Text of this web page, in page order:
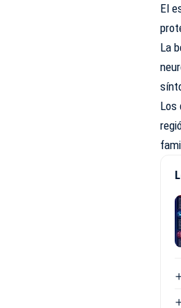
El
La
Los